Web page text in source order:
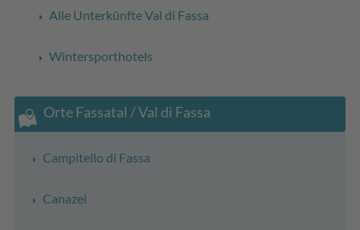
Alle Unterkünfte Val di Fassa
Wintersporthotels
Orte Fassatal / Val di Fassa
Campitello di Fassa
Canazei